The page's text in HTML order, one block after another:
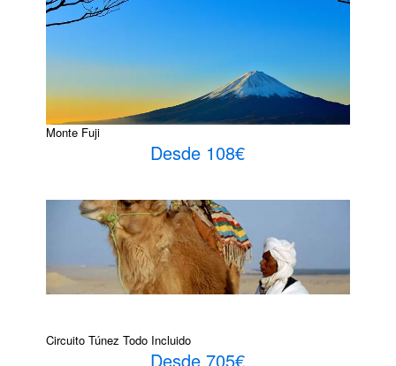
Monte Fuji
Desde 108€
Circuito Túnez Todo Incluido
Desde 705€